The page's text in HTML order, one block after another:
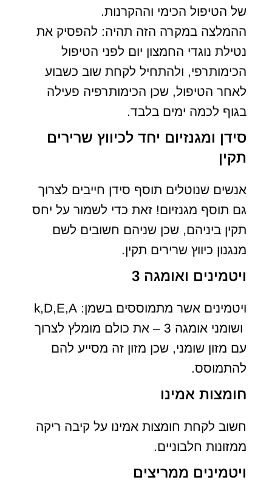
של הטיפול הכימי וההקרנות.
ההמלצה במקרה הזה תהיה: להפסיק את
נטילת נוגדי החמצון יום לפני הטיפול
הכימותרפי, ולהתחיל לקחת שוב כשבוע
לאחר הטיפול, שכן הכימותרפיה פעילה
בגוף לכמה ימים בלבד.
סידן ומגנזיום יחד לכיווץ שרירים
תקין
אנשים שנוטלים תוסף סידן חייבים לצרוך
גם תוסף מגנזיום! זאת כדי לשמור על יחס
תקין ביניהם, שכן שניהם חשובים לשם
מנגנון כיווץ שרירים תקין.
ויטמינים ואומגה 3
ויטמינים אשר מתמוססים בשמן: k,D,E,A
ושומני אומגה 3 – את כולם מומלץ לצרוך
עם מזון שומני, שכן מזון זה מסייע להם
להתמוסס.
חומצות אמינו
חשוב לקחת חומצות אמינו על קיבה ריקה
ממזונות חלבוניים.
ויטמינים ממריצים